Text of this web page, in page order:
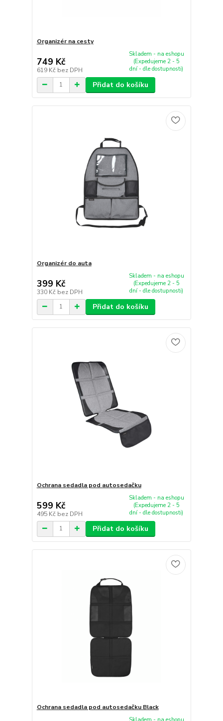
Organizér na cesty
749 Kč
619 Kč bez DPH
Skladem - na eshopu
(Expedujeme 2 - 5
dní - dle dostupnosti)
Přidat do košíku
Organizér do auta
399 Kč
330 Kč bez DPH
Skladem - na eshopu
(Expedujeme 2 - 5
dní - dle dostupnosti)
Přidat do košíku
Ochrana sedadla pod autosedačku
599 Kč
495 Kč bez DPH
Skladem - na eshopu
(Expedujeme 2 - 5
dní - dle dostupnosti)
Přidat do košíku
Ochrana sedadla pod autosedačku Black